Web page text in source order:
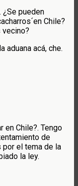
¿Se pueden
Chile?
vecino?
aduana acá, che.
en Chile?. Tengo
de
el tema de la
la ley.